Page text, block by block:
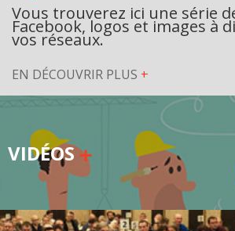
Vous trouverez ici une série
Facebook, logos et images à
vos réseaux.
EN DÉCOUVRIR PLUS +
VIDÉOS